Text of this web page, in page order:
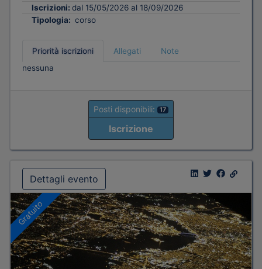
Iscrizioni: dal 15/05/2026 al 18/09/2026
Tipologia: corso
Priorità iscrizioni Allegati
Note
nessuna
Posti disponibili: 17
Iscrizione
Dettagli evento
Gratuito